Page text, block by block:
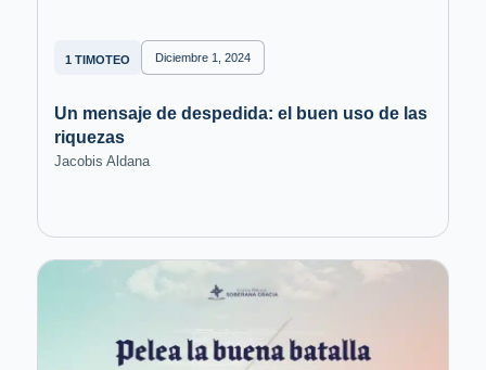
1 TIMOTEO Diciembre 1, 2024
Un mensaje de despedida: el buen uso de las
riquezas
Jacobis Aldana